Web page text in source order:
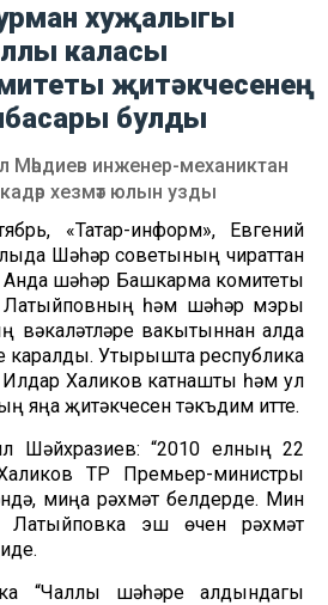
хуҗалыгы
каласы
җитәкчесенең
булды
Мәһдиев инженер-механиктан
хезмәт юлын узды
«Татар-информ», Евгений
Шәһәр советының чираттан
шәһәр Башкарма комитеты
Латыйповның һәм шәһәр мэры
вәкаләтләре вакытыннан алда
каралды. Утырышта республика
Халиков катнашты һәм ул
яңа җитәкчесен тәкъдим итте.
Шәйхразиев: “2010 елның 22
ТР Премьер-министры
миңа рәхмәт белдерде. Мин
Латыйповка эш өчен рәхмәт
“Чаллы шәһәре алдындагы